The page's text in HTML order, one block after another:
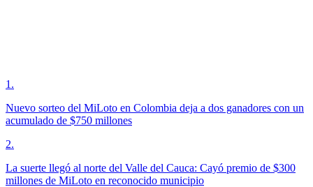
1 .
Nuevo sorteo del MiLoto en Colombia deja a dos ganadores con un
acumulado de $750 millones
2.
La suerte llegó al norte del Valle del Cauca: Cayó premio de $300
millones de MiLoto en reconocido municipio